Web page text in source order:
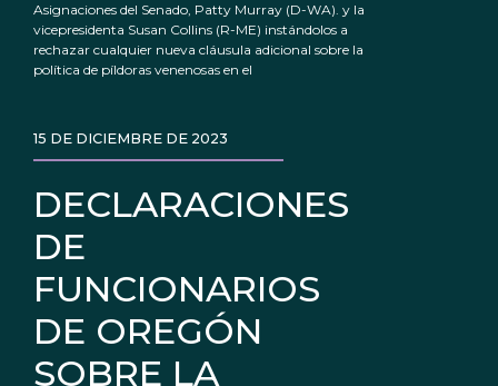
Asignaciones del Senado, Patty Murray (D-WA). y la
vicepresidenta Susan Collins (R-ME) instándolos a
rechazar cualquier nueva cláusula adicional sobre la
política de píldoras venenosas en el
DECLARACIONES
DE
FUNCIONARIOS
DE OREGÓN
SOBRE LA
15 DE DICIEMBRE DE 2023